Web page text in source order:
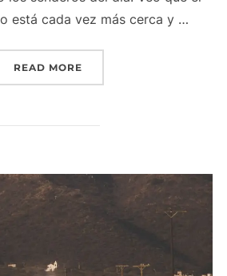
está cada vez más cerca y …
READ MORE